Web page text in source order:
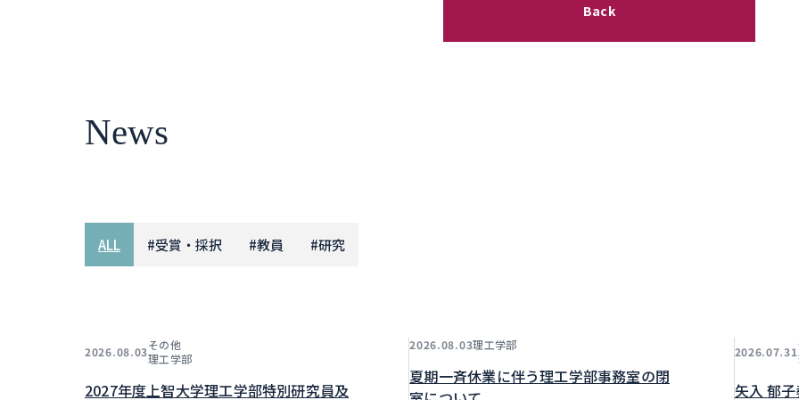
Back
News
ALL #受賞・採択 #教員 #研究
2026.08.03その他
理工学部
2027年度上智大学理工学部特別研究員及
2026.08.03理工学部
夏期一斉休業に伴う理工学部事務室の閉
2026.07.31
矢入 郁